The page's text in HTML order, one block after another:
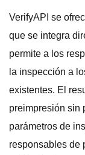
VerifyAPI se
que se integra
permite a los
la inspección a
existentes. El
preimpresión sin
parámetros de
responsables de